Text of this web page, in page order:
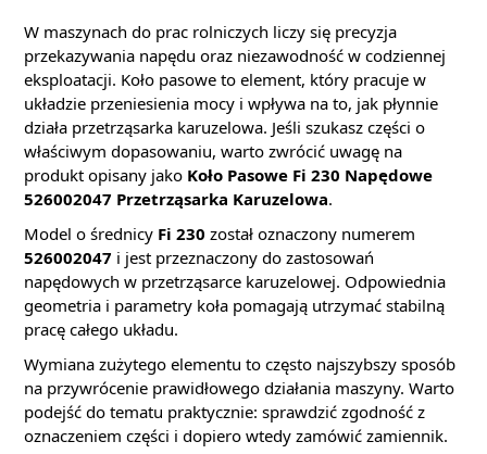
W maszynach do prac rolniczych liczy się precyzja
przekazywania napędu oraz niezawodność w codziennej
eksploatacji. Koło pasowe to element, który pracuje w
układzie przeniesienia mocy i wpływa na to, jak płynnie
działa przetrząsarka karuzelowa. Jeśli szukasz części o
właściwym dopasowaniu, warto zwrócić uwagę na
produkt opisany jako Koło Pasowe Fi 230 Napędowe
526002047 Przetrząsarka Karuzelowa.
Model o średnicy Fi 230 został oznaczony numerem
526002047 i jest przeznaczony do zastosowań
napędowych w przetrząsarce karuzelowej. Odpowiednia
geometria i parametry koła pomagają utrzymać stabilną
pracę całego układu.
Wymiana zużytego elementu to często najszybszy sposób
na przywrócenie prawidłowego działania maszyny. Warto
podejść do tematu praktycznie: sprawdzić zgodność z
oznaczeniem części i dopiero wtedy zamówić zamiennik.